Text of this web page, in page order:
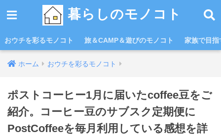
暮らしのモノコト
おウチを彩るモノコト 旅＆CAMP＆遊びのモノコト 家族で目指
ホーム おウチを彩るモノコト
ポストコーヒー1月に届いたcoffee豆をご
紹介。コーヒー豆のサブスク定期便に
PostCoffeeを毎月利用している感想を詳